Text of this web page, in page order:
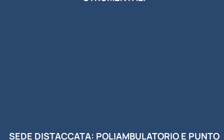
SEDE DISTACCATA: POLIAMBULATORIO E PUNTO